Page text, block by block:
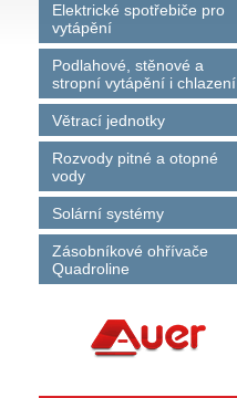
Elektrické spotřebiče pro
vytápění
Podlahové, stěnové a
stropní vytápění i chlazení
Větrací jednotky
Rozvody pitné a otopné
vody
Solární systémy
Zásobníkové ohřívače
Quadroline